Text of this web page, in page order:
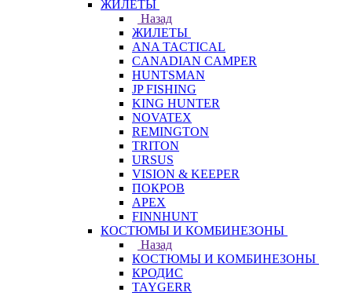
ЖИЛЕТЫ
Назад
ЖИЛЕТЫ
ANA TACTICAL
CANADIAN CAMPER
HUNTSMAN
JP FISHING
KING HUNTER
NOVATEX
REMINGTON
TRITON
URSUS
VISION & KEEPER
ПОКРОВ
APEX
FINNHUNT
КОСТЮМЫ И КОМБИНЕЗОНЫ
Назад
КОСТЮМЫ И КОМБИНЕЗОНЫ
КРОДИС
TAYGERR